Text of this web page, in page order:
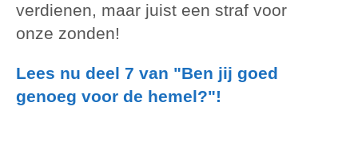
verdienen, maar juist een straf voor
onze zonden!
Lees nu deel 7 van "Ben jij goed
genoeg voor de hemel?"!